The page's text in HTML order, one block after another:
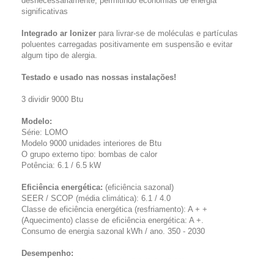
significativas
Integrado ar Ionizer para livrar-se de moléculas e partículas
poluentes carregadas positivamente em suspensão e evitar
algum tipo de alergia.
Testado e usado nas nossas instalações!
3 dividir 9000 Btu
Modelo:
Série: LOMO
Modelo 9000 unidades interiores de Btu
O grupo externo tipo: bombas de calor
Potência: 6.1 / 6.5 kW
Eficiência energética: (eficiência sazonal)
SEER / SCOP (média climática): 6.1 / 4.0
Classe de eficiência energética (resfriamento): A + +
(Aquecimento) classe de eficiência energética: A +.
Consumo de energia sazonal kWh / ano. 350 - 2030
Desempenho: